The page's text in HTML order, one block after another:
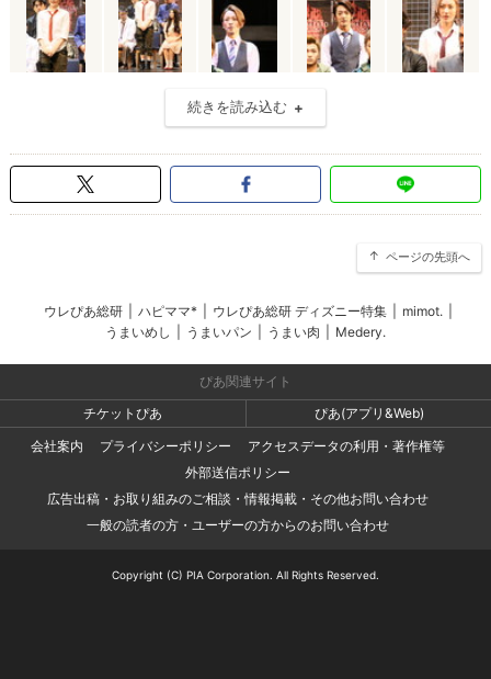
続きを読み込む
ページの先頭へ
ウレぴあ総研 ハピママ* ウレぴあ総研 ディズニー特集 mimot.
うまいめし
うまいパン うまい肉 Medery.
ぴあ関連サイト
チケットぴあ
ぴあ(アプリ&Web)
会社案内
プライバシーポリシー
アクセスデータの利用・著作権等
外部送信ポリシー
広告出稿・お取り組みのご相談・情報掲載・その他お問い合わせ
一般の読者の方・ユーザーの方からのお問い合わせ
Copyright (C) PIA Corporation. All Rights Reserved.